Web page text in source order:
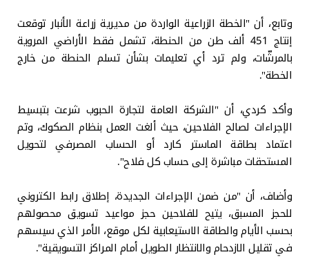
وتابع، أن "الخطة الزراعية الواردة من مديرية زراعة الأنبار توقعت
إنتاج 451 ألف طن من الحنطة، تشمل فقط الأراضي المروية
بالمرشّات، ولم ترد أي تعليمات بشأن تسلم الحنطة من خارج
الخطة".
وأكد كردي، أن "الشركة العامة لتجارة الحبوب شرعت بتبسيط
الإجراءات لصالح الفلاحين، حيث ألغت العمل بنظام الصكوك، وتم
اعتماد بطاقة الماستر كارد أو الحساب المصرفي لتحويل
المستحقات مباشرة إلى حساب كل فلاح".
وأضاف، أن "من ضمن الإجراءات الجديدة، إطلاق رابط الكتروني
للحجز المسبق، يتيح للفلاحين حجز مواعيد تسويق محصولهم
بحسب الأيام والطاقة الاستيعابية لكل موقع، الأمر الذي سيسهم
في تقليل الازدحام والانتظار الطويل أمام المراكز التسويقية".